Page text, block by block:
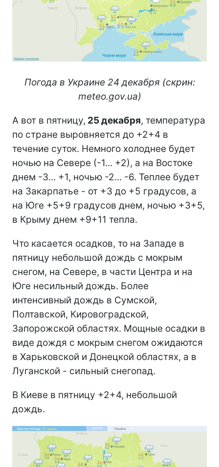
Погода в Украине 24 декабря (скрин:
meteo.gov.ua)
А вот в пятницу, 25 декабря, температура
по стране выровняется до +2+4 в
течение суток. Немного холоднее будет
ночью на Севере (-1... +2), а на Востоке
днем -3... +1, ночью -2... -6. Теплее будет
на Закарпатье - от +3 до +5 градусов, а
на Юге +5+9 градусов днем, ночью +3+5,
в Крыму днем +9+11 тепла.
Что касается осадков, то на Западе в
пятницу небольшой дождь с мокрым
снегом, на Севере, в части Центра и на
Юге несильный дождь. Более
интенсивный дождь в Сумской,
Полтавской, Кировоградской,
Запорожской областях. Мощные осадки в
виде дождя с мокрым снегом ожидаются
в Харьковской и Донецкой областях, а в
Луганской - сильный снегопад.
В Киеве в пятницу +2+4, небольшой
дождь.